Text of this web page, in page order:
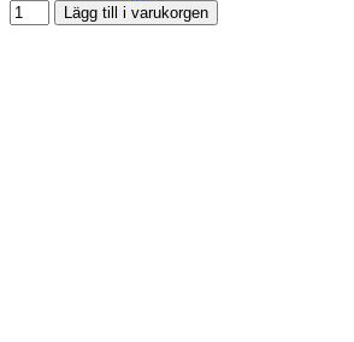
Lägg till i varukorgen